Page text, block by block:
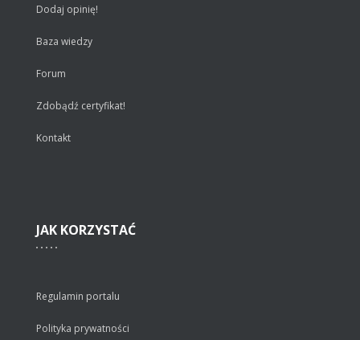
Dodaj opinię!
Baza wiedzy
Forum
Zdobądź certyfikat!
Kontakt
JAK KORZYSTAĆ
Regulamin portalu
Polityka prywatności